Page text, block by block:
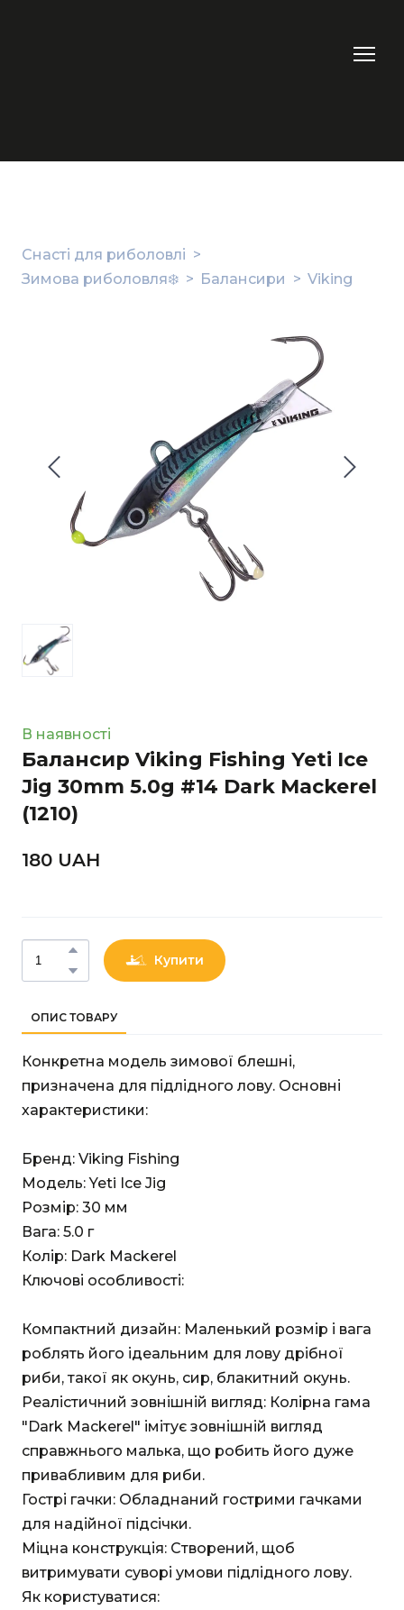
Снасті для риболовлі
Зимова риболовля❄️
Балансири Viking
В наявності
Балансир Viking Fishing Yeti Ice
Jig 30mm 5.0g #14 Dark Mackerel
(1210)
180 UAН
Купити
ОПИС ТОВАРУ
Конкретна модель зимової блешні,
призначена для підлідного лову. Основні
характеристики:
Бренд: Viking Fishing
Модель: Yeti Ice Jig
Розмір: 30 мм
Вага: 5.0 г
Колір: Dark Mackerel
Ключові особливості:
Компактний дизайн: Маленький розмір і вага
роблять його ідеальним для лову дрібної
риби, такої як окунь, сир, блакитний окунь.
Реалістичний зовнішній вигляд: Колірна гама
"Dark Mackerel" імітує зовнішній вигляд
справжнього малька, що робить його дуже
привабливим для риби.
Гострі гачки: Обладнаний гострими гачками
для надійної підсічки.
Міцна конструкція: Створений, щоб
витримувати суворі умови підлідного лову.
Як користуватися: